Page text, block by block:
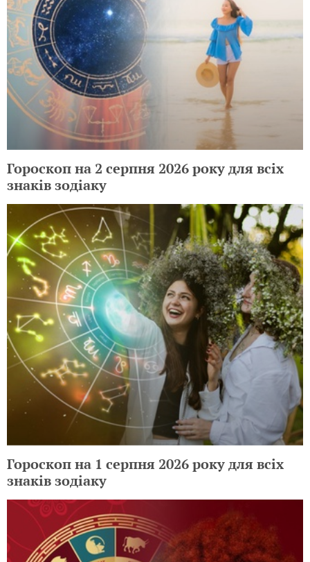
Гороскоп на 2 серпня 2026 року для всіх
знаків зодіаку
Гороскоп на 1 серпня 2026 року для всіх
знаків зодіаку